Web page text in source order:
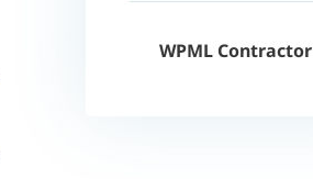
WPML Contractor